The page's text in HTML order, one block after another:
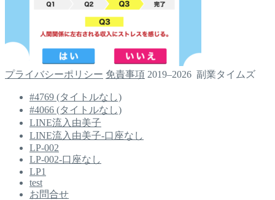
プライバシーポリシー 免責事項 2019–2026 副業タイムズ
#4769 (タイトルなし)
#4066 (タイトルなし)
LINE流入由美子
LINE流入由美子-口座なし
LP-002
LP-002-口座なし
LP1
test
お問合せ